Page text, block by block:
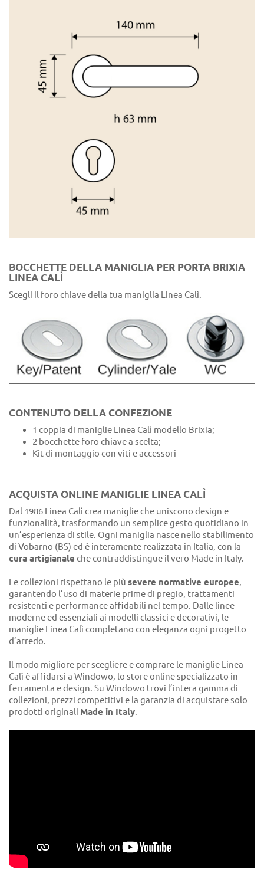
BOCCHETTE DELLA MANIGLIA PER PORTA BRIXIA
LINEA CALÌ
Scegli il foro chiave della tua maniglia Linea Calì.
CONTENUTO DELLA CONFEZIONE
1 coppia di maniglie Linea Calì modello Brixia;
2 bocchette foro chiave a scelta;
Kit di montaggio con viti e accessori
ACQUISTA ONLINE MANIGLIE LINEA CALÌ
Dal 1986 Linea Calì crea maniglie che uniscono design e
funzionalità, trasformando un semplice gesto quotidiano in
un’esperienza di stile. Ogni maniglia nasce nello stabilimento
di Vobarno (BS) ed è interamente realizzata in Italia, con la
cura artigianale che contraddistingue il vero Made in Italy.
Le collezioni rispettano le più severe normative europee,
garantendo l’uso di materie prime di pregio, trattamenti
resistenti e performance affidabili nel tempo. Dalle linee
moderne ed essenziali ai modelli classici e decorativi, le
maniglie Linea Calì completano con eleganza ogni progetto
d’arredo.
Il modo migliore per scegliere e comprare le maniglie Linea
Calì è affidarsi a Windowo, lo store online specializzato in
ferramenta e design. Su Windowo trovi l’intera gamma di
collezioni, prezzi competitivi e la garanzia di acquistare solo
prodotti originali Made in Italy.